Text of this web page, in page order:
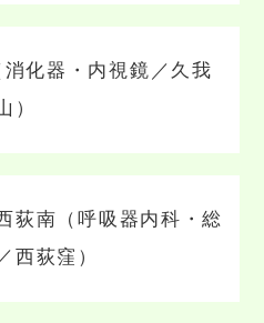
化器・内視鏡／久我
）
荻南（呼吸器内科・総
西荻窪）